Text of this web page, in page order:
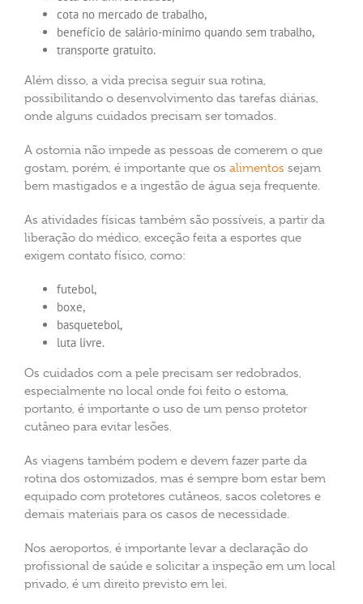
cota no mercado de trabalho,
benefício de salário-mínimo quando sem trabalho,
transporte gratuito.
Além disso, a vida precisa seguir sua rotina,
possibilitando o desenvolvimento das tarefas diárias,
onde alguns cuidados precisam ser tomados.
A ostomia não impede as pessoas de comerem o que
gostam, porém, é importante que os alimentos sejam
bem mastigados e a ingestão de água seja frequente.
As atividades físicas também são possíveis, a partir da
liberação do médico, exceção feita a esportes que
exigem contato físico, como:
futebol,
boxe,
basquetebol,
luta livre.
Os cuidados com a pele precisam ser redobrados,
especialmente no local onde foi feito o estoma,
portanto, é importante o uso de um penso protetor
cutâneo para evitar lesões.
As viagens também podem e devem fazer parte da
rotina dos ostomizados, mas é sempre bom estar bem
equipado com protetores cutâneos, sacos coletores e
demais materiais para os casos de necessidade.
Nos aeroportos, é importante levar a declaração do
profissional de saúde e solicitar a inspeção em um local
privado, é um direito previsto em lei.